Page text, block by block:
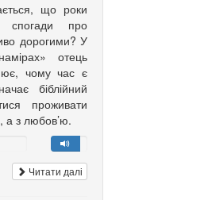
що роки
про
дорогими? У
отець
чому час є
біблійний
проживати
а з любов’ю.
Читати далі